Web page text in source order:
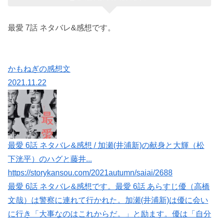
最愛 7話 ネタバレ&感想です。
かもねぎの感想文
2021.11.22
最愛 6話 ネタバレ&感想 / 加瀬(井浦新)の献身と大輝（松
下洸平）のハグと藤井...
https://storykansou.com/2021autumn/saiai/2688
最愛 6話 ネタバレ&感想です。最愛 6話 あらすじ優（高橋
文哉）は警察に連れて行かれた。加瀬(井浦新)は優に会い
に行き「大事なのはこれからだ。」と励ます。優は「自分